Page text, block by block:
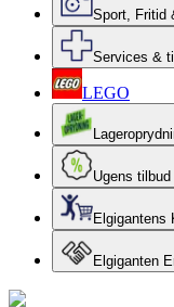
Sport, Fritid
Services &
LEGO
Ugens
Elgigantens
Elgiganten